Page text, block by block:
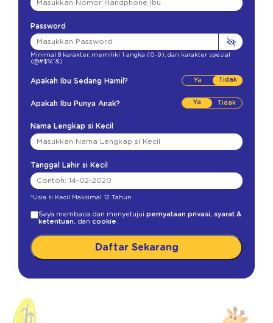
Password
Minimal 8 karakter, memiliki 1 angka (0-9) , dan karakter spesial
(@#$%^&)
Apakah Ibu Sedang Hamil? Tidak
Apakah Ibu Punya Anak? Ya
Nama Lengkap si Kecil
Tanggal Lahir si Kecil
*Usia si Kecil Maksimal 12 Tahun
Saya membaca dan menyetujui pernyataan privasi, syarat &
ketentuan, dan cookie.
Daftar Sekarang